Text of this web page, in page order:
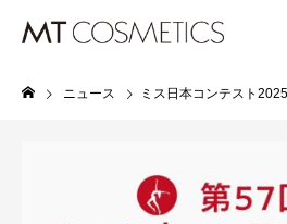
ニュース ミス日本コンテスト